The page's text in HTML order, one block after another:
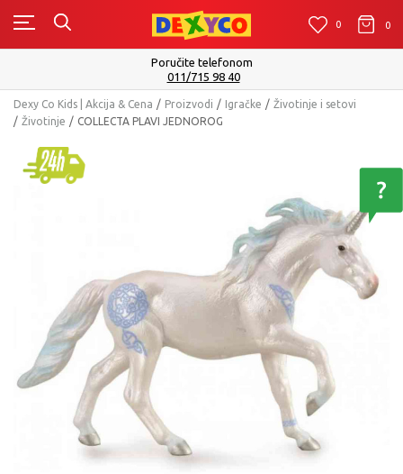
0 0 0
Isporuku možete očekivati u roku od
Dexy Co Kids | Akcija & Cena Proizvodi Igračke
Životinje i setovi
Životinje
COLLECTA PLAVI JEDNOROG